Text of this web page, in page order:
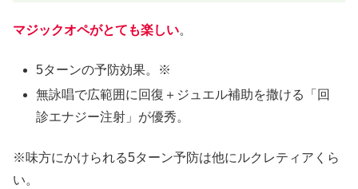
マジックオペがとても楽しい。
5ターンの予防効果。※
無詠唱で広範囲に回復＋ジュエル補助を撒ける「回
診エナジー注射」が優秀。
※味方にかけられる5ターン予防は他にルクレティアくら
い。